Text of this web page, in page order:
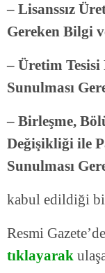
– Lisanssız
Gereken Bilgi
– Üretim
Sunulması
– Birleşme,
Değişikliği ile
Sunulması
kabul edildiği
Resmi
tıklayarak